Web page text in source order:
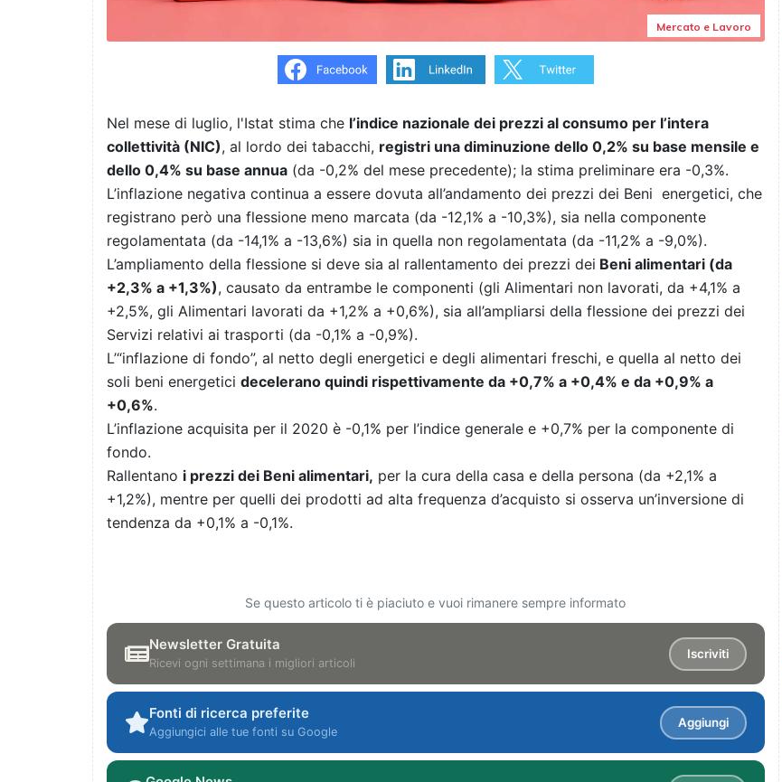
Mercato e Lavoro
Nel mese di luglio, l'Istat stima che l’indice nazionale dei prezzi al consumo per l’intera
collettività (NIC), al lordo dei tabacchi, registri una diminuzione dello 0,2% su base mensile e
dello 0,4% su base annua (da -0,2% del mese precedente); la stima preliminare era -0,3%.
L’inflazione negativa continua a essere dovuta all’andamento dei prezzi dei Beni energetici, che
registrano però una flessione meno marcata (da -12,1% a -10,3%), sia nella componente
regolamentata (da -14,1% a -13,6%) sia in quella non regolamentata (da -11,2% a -9,0%).
L’ampliamento della flessione si deve sia al rallentamento dei prezzi dei Beni alimentari (da
+2,3% a +1,3%), causato da entrambe le componenti (gli Alimentari non lavorati, da +4,1% a
+2,5%, gli Alimentari lavorati da +1,2% a +0,6%), sia all’ampliarsi della flessione dei prezzi dei
Servizi relativi ai trasporti (da -0,1% a -0,9%).
L’“inflazione di fondo”, al netto degli energetici e degli alimentari freschi, e quella al netto dei
soli beni energetici decelerano quindi rispettivamente da +0,7% a +0,4% e da +0,9% a
+0,6%.
L’inflazione acquisita per il 2020 è -0,1% per l’indice generale e +0,7% per la componente di
fondo.
Rallentano i prezzi dei Beni alimentari, per la cura della casa e della persona (da +2,1% a
+1,2%), mentre per quelli dei prodotti ad alta frequenza d’acquisto si osserva un’inversione di
tendenza da +0,1% a -0,1%.
Se questo articolo ti è piaciuto e vuoi rimanere sempre informato
Newsletter Gratuita
Ricevi ogni settimana i migliori articoli
Iscriviti
Fonti di ricerca preferite
Aggiungici alle tue fonti su Google
Aggiungi